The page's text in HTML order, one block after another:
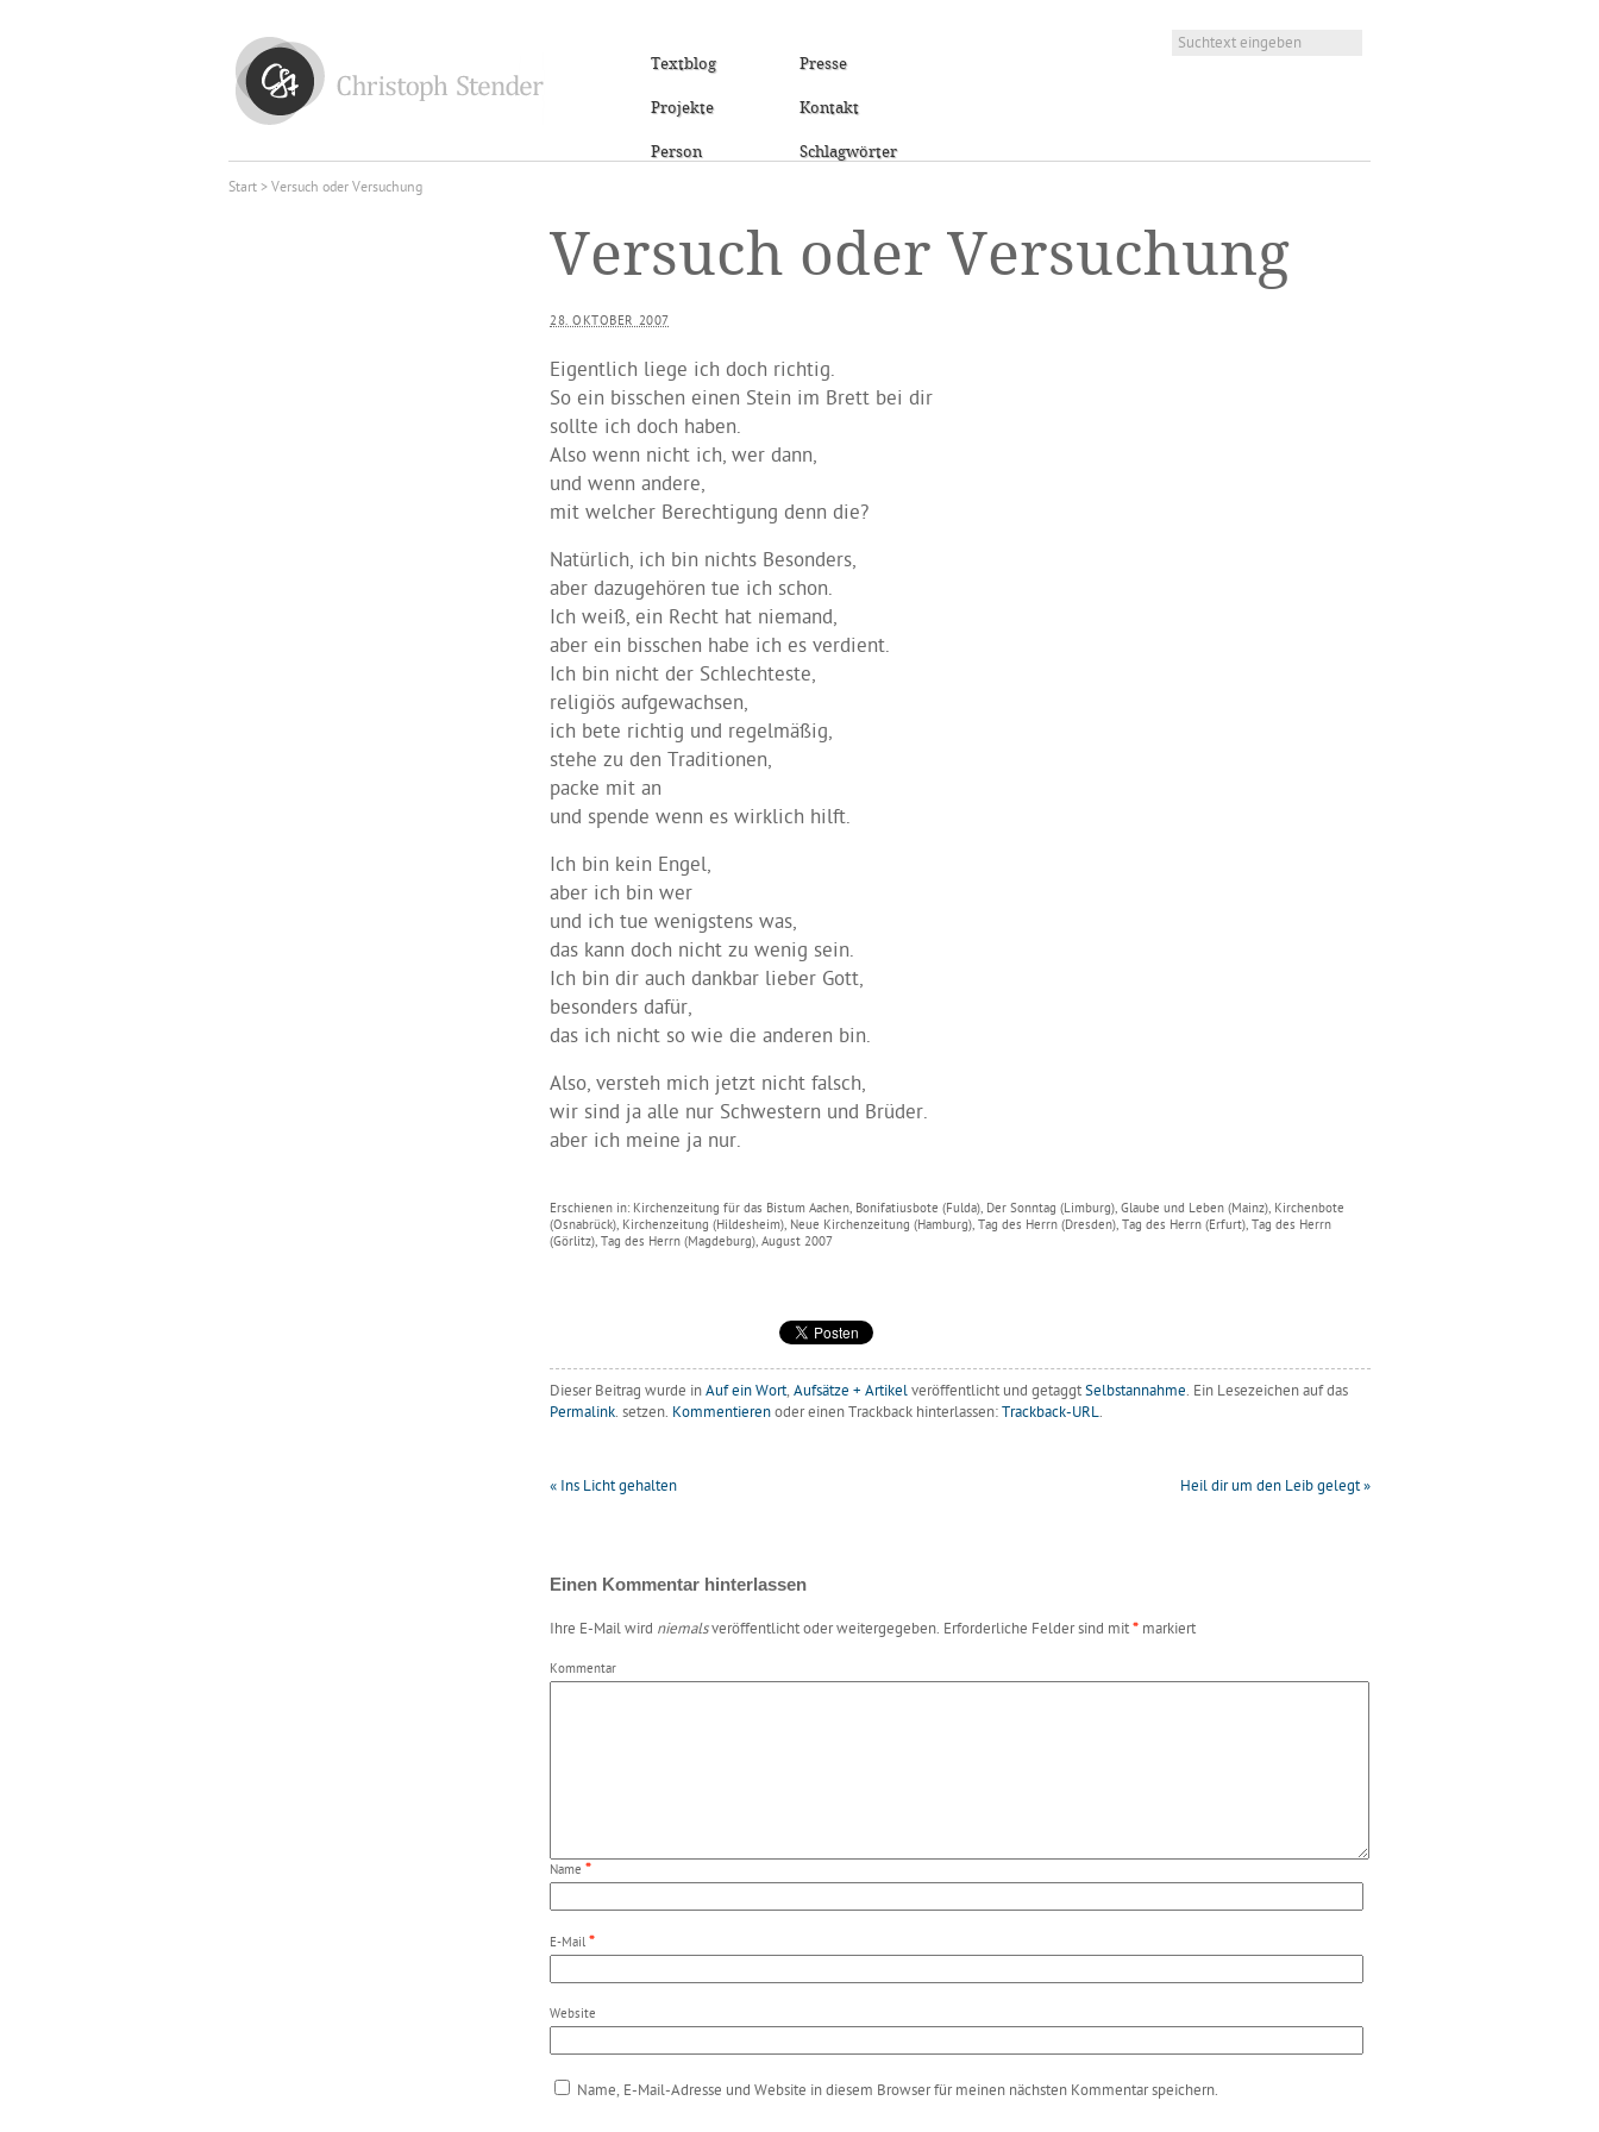
Textblog Presse
Projekte Kontakt
Person Schlagwörter
Start> Versuch oder Versuchung
Versuch oder Versuchung
28. OKTOBER 2007
Eigentlich liege ich doch richtig.
So ein bisschen einen Stein im Brett bei dir
sollte ich doch haben.
Also wenn nicht ich, wer dann,
und wenn andere,
mit welcher Berechtigung denn die?
Natürlich, ich bin nichts Besonders,
aber dazugehören tue ich schon.
Ich weiß, ein Recht hat niemand,
aber ein bisschen habe ich es verdient.
Ich bin nicht der Schlechteste,
religiös aufgewachsen,
ich bete richtig und regelmäßig,
stehe zu den Traditionen,
packe mit an
und spende wenn es wirklich hilft.
Ich bin kein Engel,
aber ich bin wer
und ich tue wenigstens was,
das kann doch nicht zu wenig sein.
Ich bin dir auch dankbar lieber Gott,
besonders dafür,
das ich nicht so wie die anderen bin.
Also, versteh mich jetzt nicht falsch,
wir sind ja alle nur Schwestern und Brüder.
aber ich meine ja nur.
Erschienen in: Kirchenzeitung für das Bistum Aachen, Bonifatiusbote (Fulda), Der Sonntag (Limburg), Glaube und Leben (Mainz), Kirchenbote
(Osnabrück), Kirchenzeitung (Hildesheim), Neue Kirchenzeitung (Hamburg), Tag des Herrn (Dresden), Tag des Herrn (Erfurt), Tag des Herrn
(Görlitz), Tag des Herrn (Magdeburg), August 2007
Dieser Beitrag wurde inAuf ein Wort, Aufsätze + Artikelveröffentlicht und getaggtSelbstannahme. Ein Lesezeichen auf das
Permalink. setzen. Kommentierenoder einen Trackback hinterlassen:Trackback-URL.
« Ins Licht gehalten Heil dir um den Leib gelegt»
Einen Kommentar hinterlassen
Ihre E-Mail wird niemalsveröffentlicht oder weitergegeben. Erforderliche Felder sind mit* markiert
Kommentar
Name *
E-Mail *
Website
Name, E-Mail-Adresse und Website in diesem Browser für meinen nächsten Kommentar speichern.